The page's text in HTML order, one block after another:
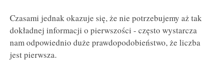
Czasami jednak okazuje się, że nie potrzebujemy aż tak
dokładnej informacji o pierwszości - często wystarcza
nam odpowiednio duże prawdopodobieństwo, że liczba
jest pierwsza.